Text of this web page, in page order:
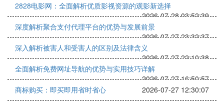
2828电影网：全面解析优质影视资源的观影新选择
2026-07-28 03:52:39
深度解析聚合支付代理平台的优势与发展前景
2026-07-27 23:32:37
深入解析被害人和受害人的区别及法律含义
2026-07-27 22:10:38
全面解析免费网址导航的优势与实用技巧详解
2026-07-27 16:50:57
商标购买：即买即用省时省心
2026-07-27 12:30:07